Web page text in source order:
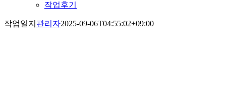
작업후기
작업일지 관리자2025-09-06T04:55:02+09:00